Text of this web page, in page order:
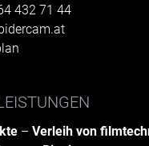
432 71 44
– Verleih von